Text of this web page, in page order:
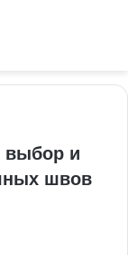
выбор и
швов